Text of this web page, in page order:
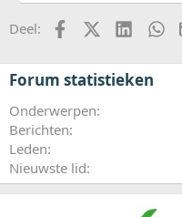
Deel: FacebookX (Twitter)
Forum statistieken
Onderwerpen
Berichten
Leden
Nieuwste lid